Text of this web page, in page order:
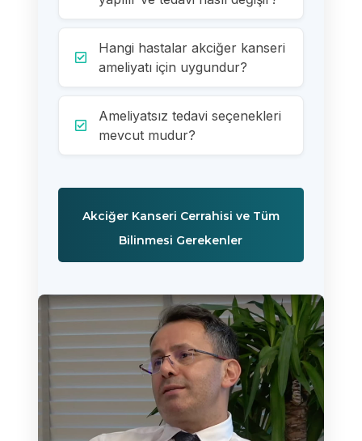
Hangi hastalar akciğer kanseri
ameliyatı için uygundur?
Ameliyatsız tedavi seçenekleri
mevcut mudur?
Akciğer Kanseri Cerrahisi ve Tüm
Bilinmesi Gerekenler